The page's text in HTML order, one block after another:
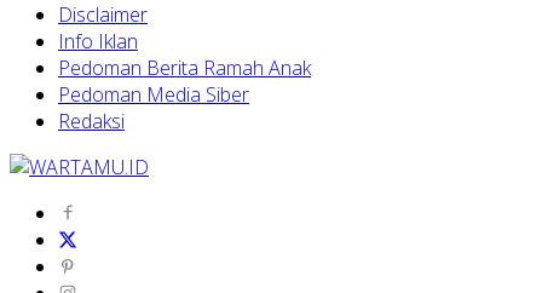
Disclaimer
Info Iklan
Pedoman Berita Ramah Anak
Pedoman Media Siber
Redaksi